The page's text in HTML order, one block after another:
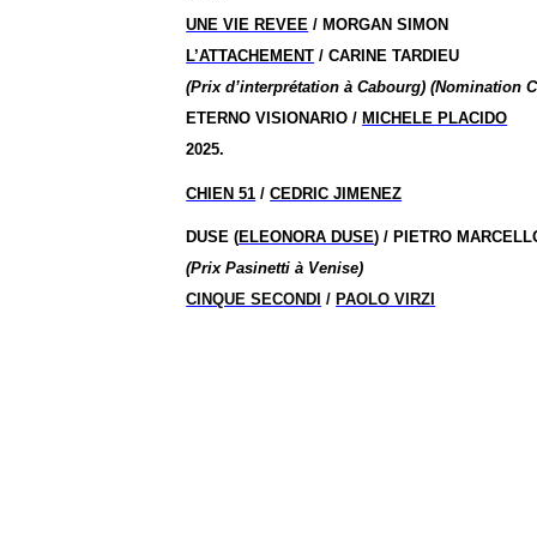
UNE VIE REVEE / MORGAN SIMON
L’ATTACHEMENT / CARINE TARDIEU
(Prix d’interprétation à Cabourg) (Nomination
ETERNO VISIONARIO / MICHELE PLACIDO
2025.
CHIEN 51 /CEDRIC JIMENEZ
DUSE (ELEONORA DUSE) / PIETRO
(PrixPasinetti à Venise)
CINQUE SECONDI / PAOLO VIRZI